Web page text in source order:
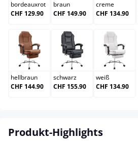
bordeauxrot
CHF 129.90
braun
CHF 149.90
creme
CHF 134.90
hellbraun
hellbraun
CHF 144.90
schwarz
schwarz
CHF 155.90
weiß
weiß
CHF 134.90
Produkt-Highlights